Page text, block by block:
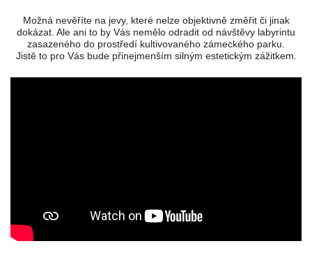
Možná nevěříte na jevy, které nelze objektivně změřit či jinak
dokázat. Ale ani to by Vás nemělo odradit od návštěvy labyrintu
zasazeného do prostředí kultivovaného zámeckého parku.
Jistě to pro Vás bude přinejmenším silným estetickým zážitkem.